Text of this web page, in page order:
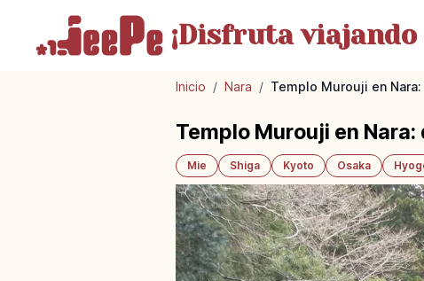
¡Disfrutaviajando
Inicio / Nara / Templo Murouji en
Templo Murouji en
Mie Shiga Kyoto Osaka